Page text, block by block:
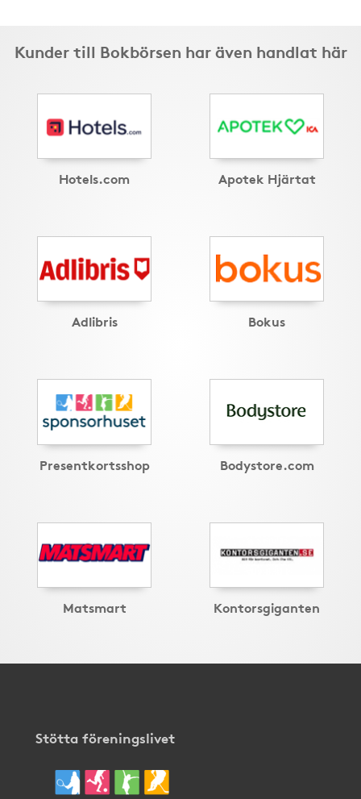
Kunder till Bokbörsen har även handlat här
Hotels.com Apotek Hjärtat
Adlibris Bokus
Presentkortsshop Bodystore.com
Matsmart Kontorsgiganten
Stötta föreningslivet